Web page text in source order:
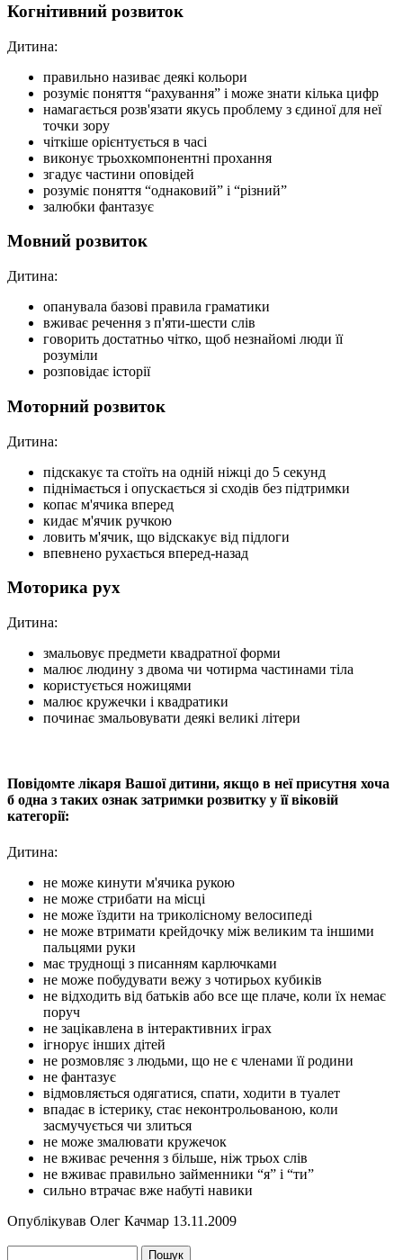
Когнітивний розвиток
Дитина:
правильно називає деякі кольори
розуміє поняття “рахування” і може знати кілька цифр
намагається розв'язати якусь проблему з єдиної для неї
точки зору
чіткіше орієнтується в часі
виконує трьохкомпонентні прохання
згадує частини оповідей
розуміє поняття “однаковий” і “різний”
залюбки фантазує
Мовний розвиток
Дитина:
опанувала базові правила граматики
вживає речення з п'яти-шести слів
говорить достатньо чітко, щоб незнайомі люди її
розуміли
розповідає історії
Моторний розвиток
Дитина:
підскакує та стоїть на одній ніжці до 5 секунд
піднімається і опускається зі сходів без підтримки
копає м'ячика вперед
кидає м'ячик ручкою
ловить м'ячик, що відскакує від підлоги
впевнено рухається вперед-назад
Моторика рух
Дитина:
змальовує предмети квадратної форми
малює людину з двома чи чотирма частинами тіла
користується ножицями
малює кружечки і квадратики
починає змальовувати деякі великі літери
Повідомте лікаря Вашої дитини, якщо в неї присутня хоча
б одна з таких ознак затримки розвитку у її віковій
категорії:
Дитина:
не може кинути м'ячика рукою
не може стрибати на місці
не може їздити на триколісному велосипеді
не може втримати крейдочку між великим та іншими
пальцями руки
має труднощі з писанням карлючками
не може побудувати вежу з чотирьох кубиків
не відходить від батьків або все ще плаче, коли їх немає
поруч
не зацікавлена в інтерактивних іграх
ігнорує інших дітей
не розмовляє з людьми, що не є членами її родини
не фантазує
відмовляється одягатися, спати, ходити в туалет
впадає в істерику, стає неконтрольованою, коли
засмучується чи злиться
не може змалювати кружечок
не вживає речення з більше, ніж трьох слів
не вживає правильно займенники “я” і “ти”
сильно втрачає вже набуті навики
Опублікував Олег Качмар 13.11.2009